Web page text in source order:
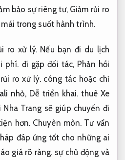
bảo sự riêng tư, Giảm rủi ro
trong suốt hành trình.
ro xử lý.Nếu bạn đi du lịch
phí. đi gặp đối tác, Phản hồi
ro xử lý.công tác hoặc chỉ
nhỏ, Dễ triển khai. thuê Xe
Trang sẽ giúp chuyến đi
hơn. Chuyên môn. Tư vấn
đáp ứng tốt cho những ai
giá rõ ràng. sự chủ động và